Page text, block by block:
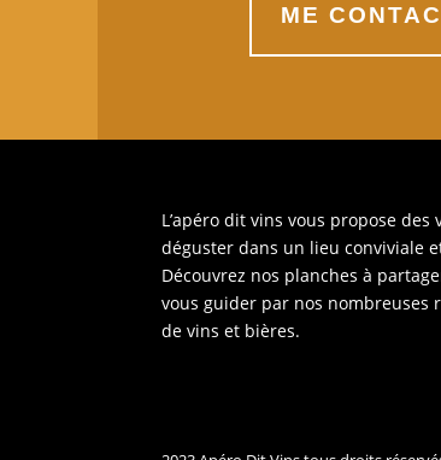
ME
L’apéro dit vins vous propose des
déguster dans un lieu conviviale
Découvrez nos planches à
vous guider par nos nombreuses
de vins et bières.